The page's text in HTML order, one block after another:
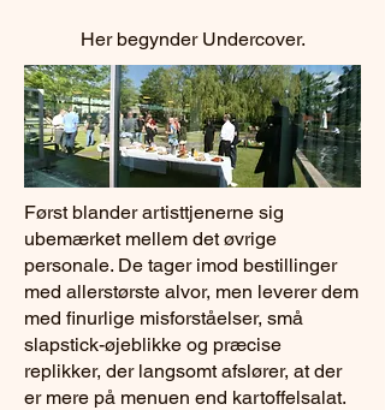
Her begynder Undercover.
Først blander artisttjenerne sig
ubemærket mellem det øvrige
personale. De tager imod bestillinger
med allerstørste alvor, men leverer dem
med finurlige misforståelser, små
slapstick-øjeblikke og præcise
replikker, der langsomt afslører, at der
er mere på menuen end kartoffelsalat.